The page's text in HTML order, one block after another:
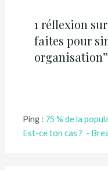
1 réflexion
faites pour
organisation”
Ping : 75 % de la
Est-ce ton cas ? -